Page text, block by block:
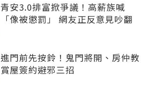
青安3.0排富掀爭議！高薪族喊
「像被懲罰」 網友正反意見吵翻
進門前先按鈴！鬼門將開、房仲教
賞屋簽約避邪三招